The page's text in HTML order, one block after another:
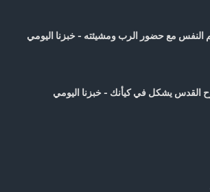
النفس مع حضور الرب ومشيئته - خبزنا اليومي
القدس يشكل في كيأنك - خبزنا اليومي